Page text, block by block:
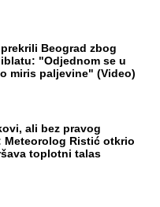
Beograd zbog
"Odjednom se u
miris paljevine" (Video)
ali bez pravog
Meteorolog Ristić otkrio
toplotni talas